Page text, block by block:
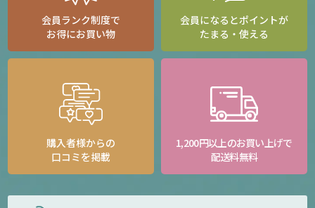
会員ランク制度で
お得にお買い物
会員になるとポイントが
たまる・使える
購入者様からの
口コミを掲載
1,200円以上のお買い上げで
配送料無料